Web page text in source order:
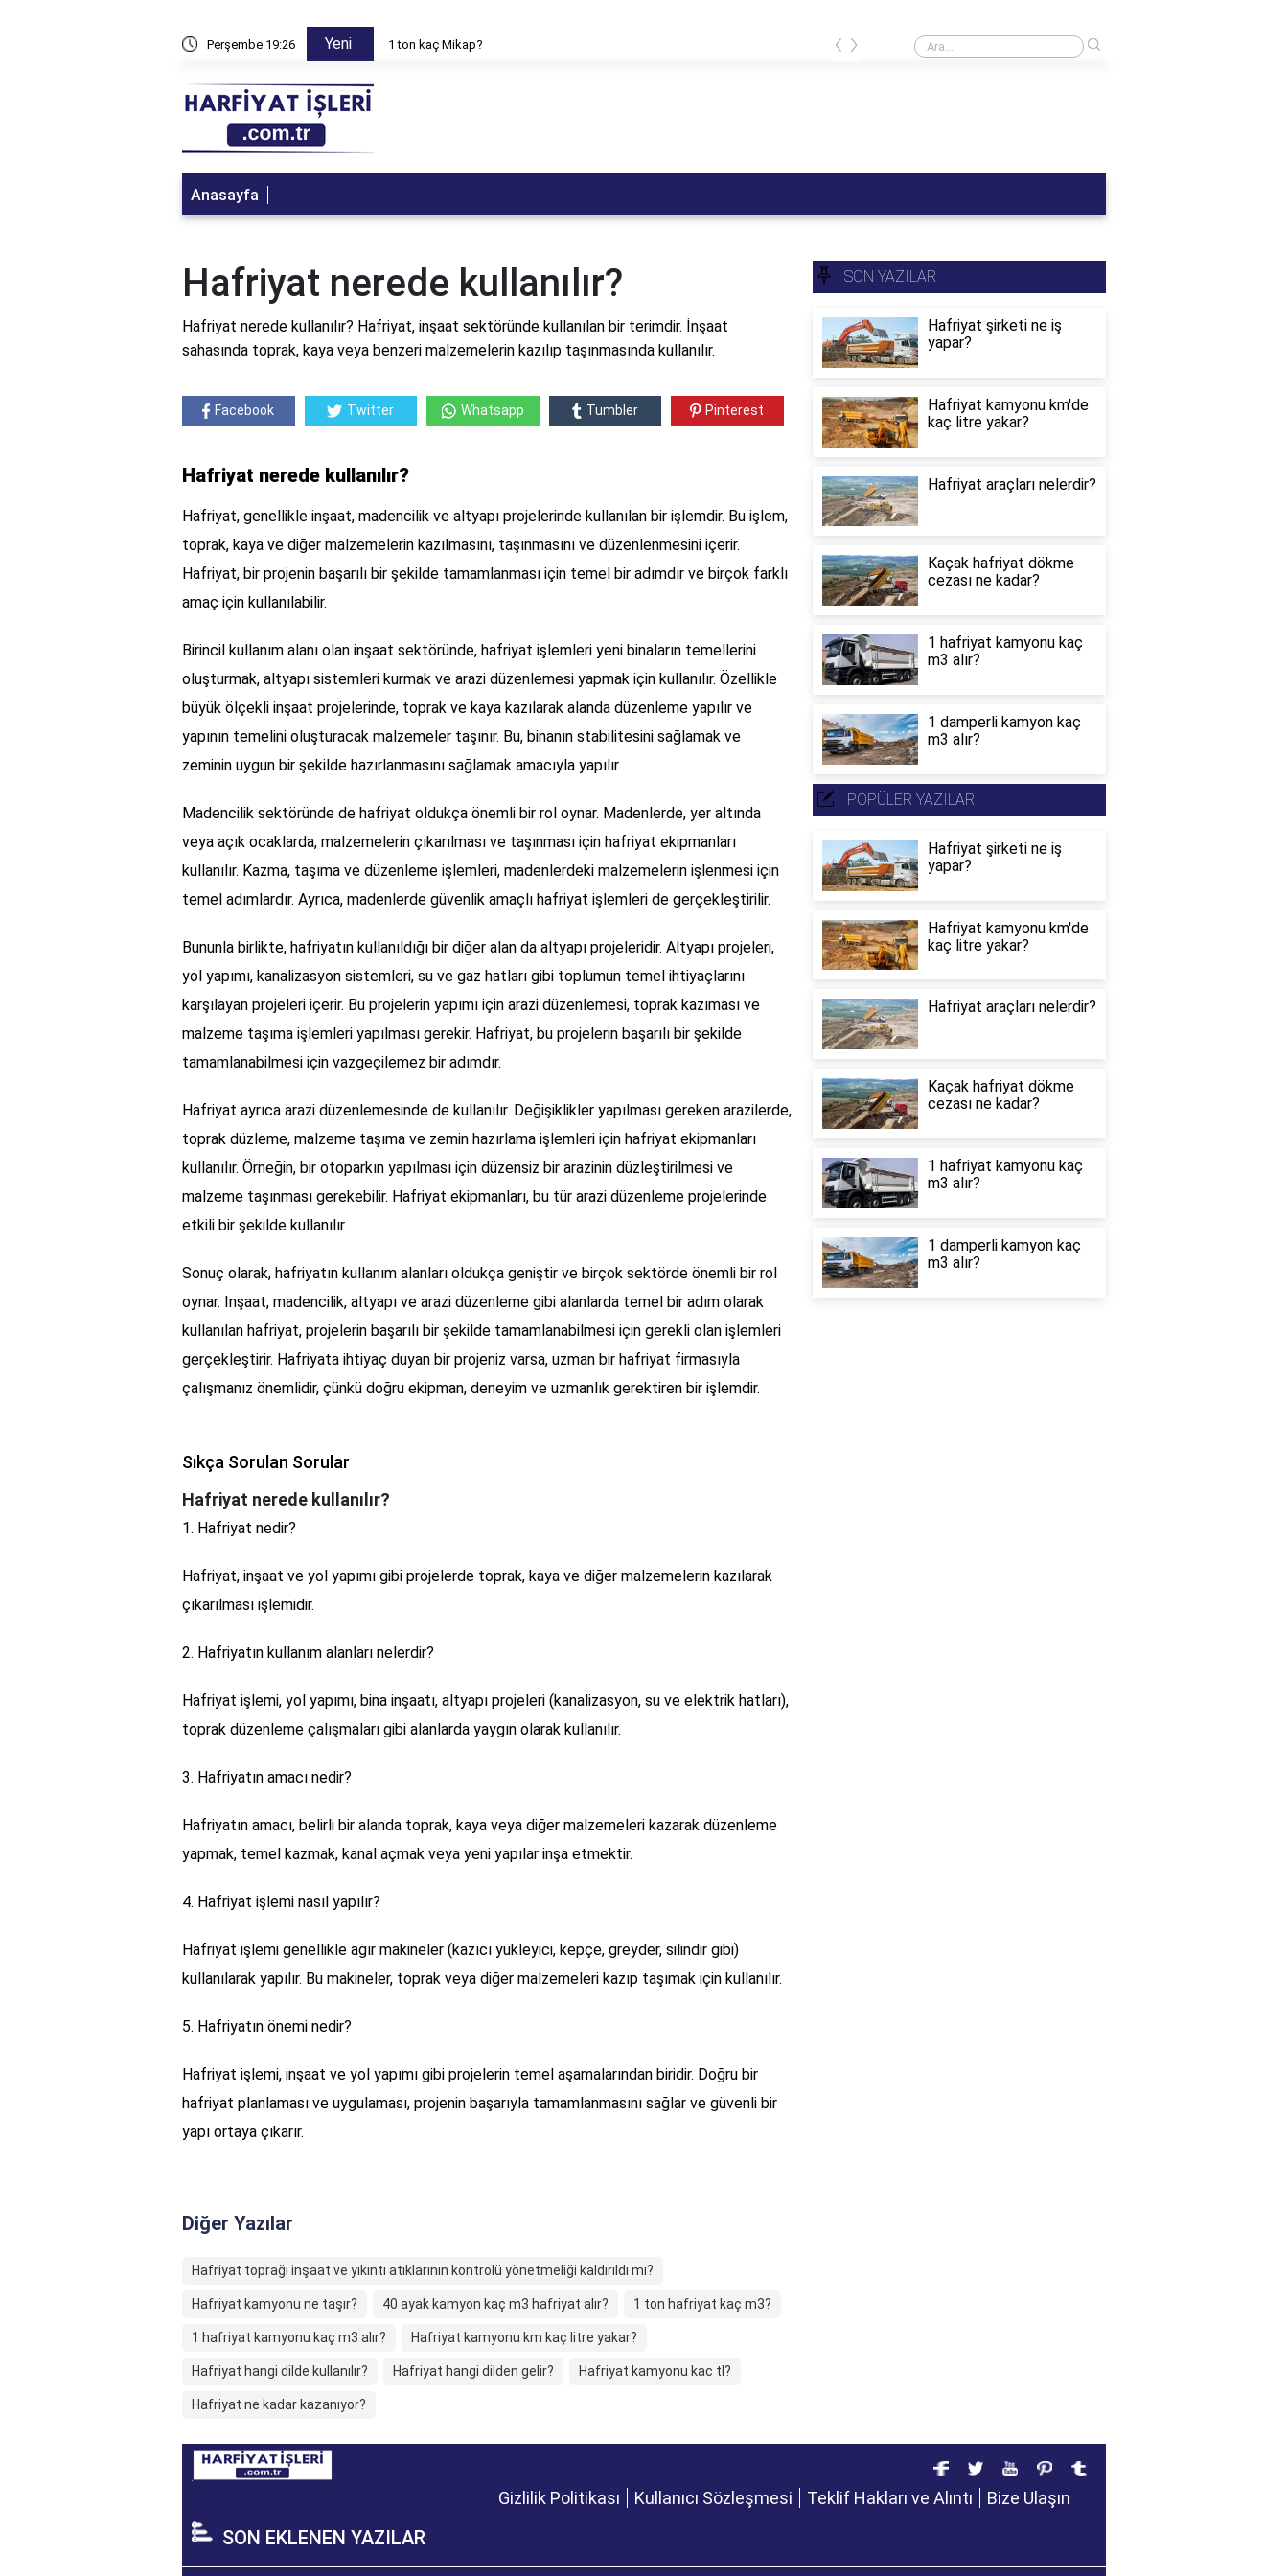
Perşembe 19:26 Yeni 1 ton kaç Mikap? B sınıfı ehliyet C1 kullanabilir mi?
‹ ›
Anasayfa
Hafriyat nerede kullanılır?
Hafriyat nerede kullanılır? Hafriyat, inşaat sektöründe kullanılan bir terimdir. İnşaat
sahasında toprak, kaya veya benzeri malzemelerin kazılıp taşınmasında kullanılır.
Facebook Twitter Whatsapp Tumbler Pinterest
Hafriyat nerede kullanılır?
Hafriyat, genellikle inşaat, madencilik ve altyapı projelerinde kullanılan bir işlemdir. Bu işlem,
toprak, kaya ve diğer malzemelerin kazılmasını, taşınmasını ve düzenlenmesini içerir.
Hafriyat, bir projenin başarılı bir şekilde tamamlanması için temel bir adımdır ve birçok farklı
amaç için kullanılabilir.
Birincil kullanım alanı olan inşaat sektöründe, hafriyat işlemleri yeni binaların temellerini
oluşturmak, altyapı sistemleri kurmak ve arazi düzenlemesi yapmak için kullanılır. Özellikle
büyük ölçekli inşaat projelerinde, toprak ve kaya kazılarak alanda düzenleme yapılır ve
yapının temelini oluşturacak malzemeler taşınır. Bu, binanın stabilitesini sağlamak ve
zeminin uygun bir şekilde hazırlanmasını sağlamak amacıyla yapılır.
Madencilik sektöründe de hafriyat oldukça önemli bir rol oynar. Madenlerde, yer altında
veya açık ocaklarda, malzemelerin çıkarılması ve taşınması için hafriyat ekipmanları
kullanılır. Kazma, taşıma ve düzenleme işlemleri, madenlerdeki malzemelerin işlenmesi için
temel adımlardır. Ayrıca, madenlerde güvenlik amaçlı hafriyat işlemleri de gerçekleştirilir.
Bununla birlikte, hafriyatın kullanıldığı bir diğer alan da altyapı projeleridir. Altyapı projeleri,
yol yapımı, kanalizasyon sistemleri, su ve gaz hatları gibi toplumun temel ihtiyaçlarını
karşılayan projeleri içerir. Bu projelerin yapımı için arazi düzenlemesi, toprak kazıması ve
malzeme taşıma işlemleri yapılması gerekir. Hafriyat, bu projelerin başarılı bir şekilde
tamamlanabilmesi için vazgeçilemez bir adımdır.
Hafriyat ayrıca arazi düzenlemesinde de kullanılır. Değişiklikler yapılması gereken arazilerde,
toprak düzleme, malzeme taşıma ve zemin hazırlama işlemleri için hafriyat ekipmanları
kullanılır. Örneğin, bir otoparkın yapılması için düzensiz bir arazinin düzleştirilmesi ve
malzeme taşınması gerekebilir. Hafriyat ekipmanları, bu tür arazi düzenleme projelerinde
etkili bir şekilde kullanılır.
Sonuç olarak, hafriyatın kullanım alanları oldukça geniştir ve birçok sektörde önemli bir rol
oynar. Inşaat, madencilik, altyapı ve arazi düzenleme gibi alanlarda temel bir adım olarak
kullanılan hafriyat, projelerin başarılı bir şekilde tamamlanabilmesi için gerekli olan işlemleri
gerçekleştirir. Hafriyata ihtiyaç duyan bir projeniz varsa, uzman bir hafriyat firmasıyla
çalışmanız önemlidir, çünkü doğru ekipman, deneyim ve uzmanlık gerektiren bir işlemdir.
Sıkça Sorulan Sorular
Hafriyat nerede kullanılır?
1. Hafriyat nedir?
Hafriyat, inşaat ve yol yapımı gibi projelerde toprak, kaya ve diğer malzemelerin kazılarak
çıkarılması işlemidir.
2. Hafriyatın kullanım alanları nelerdir?
Hafriyat işlemi, yol yapımı, bina inşaatı, altyapı projeleri (kanalizasyon, su ve elektrik hatları),
toprak düzenleme çalışmaları gibi alanlarda yaygın olarak kullanılır.
3. Hafriyatın amacı nedir?
Hafriyatın amacı, belirli bir alanda toprak, kaya veya diğer malzemeleri kazarak düzenleme
yapmak, temel kazmak, kanal açmak veya yeni yapılar inşa etmektir.
4. Hafriyat işlemi nasıl yapılır?
Hafriyat işlemi genellikle ağır makineler (kazıcı yükleyici, kepçe, greyder, silindir gibi)
kullanılarak yapılır. Bu makineler, toprak veya diğer malzemeleri kazıp taşımak için kullanılır.
5. Hafriyatın önemi nedir?
Hafriyat işlemi, inşaat ve yol yapımı gibi projelerin temel aşamalarından biridir. Doğru bir
hafriyat planlaması ve uygulaması, projenin başarıyla tamamlanmasını sağlar ve güvenli bir
yapı ortaya çıkarır.
Diğer Yazılar
Hafriyat toprağı inşaat ve yıkıntı atıklarının kontrolü yönetmeliği kaldırıldı mı?
Hafriyat kamyonu ne taşır? 40 ayak kamyon kaç m3 hafriyat alır? 1 ton hafriyat kaç m3?
1 hafriyat kamyonu kaç m3 alır? Hafriyat kamyonu km kaç litre yakar?
Hafriyat hangi dilde kullanılır? Hafriyat hangi dilden gelir? Hafriyat kamyonu kac tl?
Hafriyat ne kadar kazanıyor?
SON YAZILAR
Hafriyat şirketi ne iş
yapar?
Hafriyat kamyonu km'de
kaç litre yakar?
Hafriyat araçları nelerdir?
Kaçak hafriyat dökme
cezası ne kadar?
1 hafriyat kamyonu kaç
m3 alır?
1 damperli kamyon kaç
m3 alır?
POPÜLER YAZILAR
Hafriyat şirketi ne iş
yapar?
Hafriyat kamyonu km'de
kaç litre yakar?
Hafriyat araçları nelerdir?
Kaçak hafriyat dökme
cezası ne kadar?
1 hafriyat kamyonu kaç
m3 alır?
1 damperli kamyon kaç
m3 alır?
Gizlilik Politikası Kullanıcı Sözleşmesi Teklif Hakları ve Alıntı Bize Ulaşın
SON EKLENEN YAZILAR